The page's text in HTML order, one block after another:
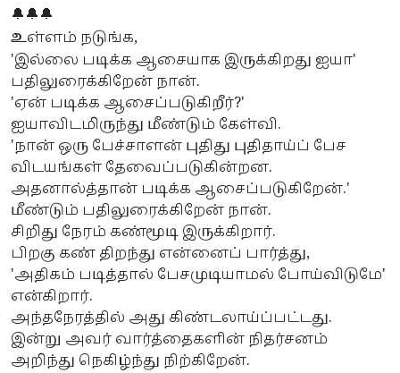
🔔🔔🔔
உள்ளம் நடுங்க,
'இல்லை படிக்க ஆசையாக இருக்கிறது ஐயா'
பதிலுரைக்கிறேன் நான்.
'ஏன் படிக்க ஆசைப்படுகிறீர்?'
ஐயாவிடமிருந்து மீண்டும் கேள்வி.
'நான் ஒரு பேச்சாளன் புதிது புதிதாய்ப் பேச
விடயங்கள் தேவைப்படுகின்றன.
அதனால்த்தான் படிக்க ஆசைப்படுகிறேன்.'
மீண்டும் பதிலுரைக்கிறேன் நான்.
சிறிது நேரம் கண்மூடி இருக்கிறார்.
பிறகு கண் திறந்து என்னைப் பார்த்து,
'அதிகம் படித்தால் பேசமுடியாமல் போய்விடுமே'
என்கிறார்.
அந்தநேரத்தில் அது கிண்டலாய்ப்பட்டது.
இன்று அவர் வார்த்தைகளின் நிதர்சனம்
அறிந்து நெகிழ்ந்து நிற்கிறேன்.